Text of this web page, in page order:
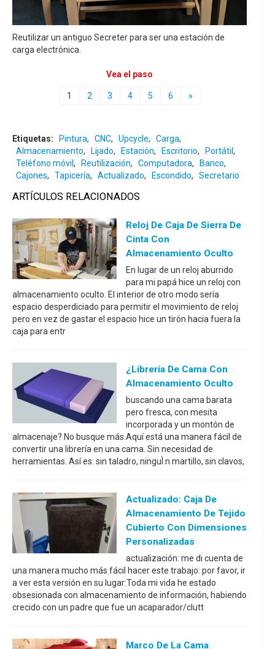
Reutilizar un antiguo Secreter para ser una estación de
carga electrónica.
Vea el paso
1 2 3 4 5 6 »
Etiquetas: Pintura, CNC, Upcycle, Carga,
Almacenamiento, Lijado, Estación, Escritorio, Portátil ,
Teléfono móvil , Reutilización, Computadora, Banco,
Cajones, Tapicería, Actualizado, Escondido, Secretario
ARTÍCULOS RELACIONADOS
Reloj De Caja De Sierra De
Cinta Con
Almacenamiento Oculto
En lugar de un reloj aburrido
para mi papá hice un reloj con
almacenamiento oculto. El interior de otro modo sería
espacio desperdiciado para permitir el movimiento de reloj
pero en vez de gastar el espacio hice un tirón hacia fuera la
caja para entr
¿Librería De Cama Con
Almacenamiento Oculto
buscando una cama barata
pero fresca, con mesita
incorporada y un montón de
almacenaje? No busque más.Aquí está una manera fácil de
convertir una librería en una cama. Sin necesidad de
herramientas. Así es: sin taladro, ninguÌ n martillo, sin clavos,
Actualizado: Caja De
Almacenamiento De Tejido
Cubierto Con Dimensiones
Personalizadas
actualización: me di cuenta de
una manera mucho más fácil hacer este trabajo: por favor, ir
a ver esta versión en su lugar:Toda mi vida he estado
obsesionada con almacenamiento de información, habiendo
crecido con un padre que fue un acaparador/clutt
Marco De La Cama